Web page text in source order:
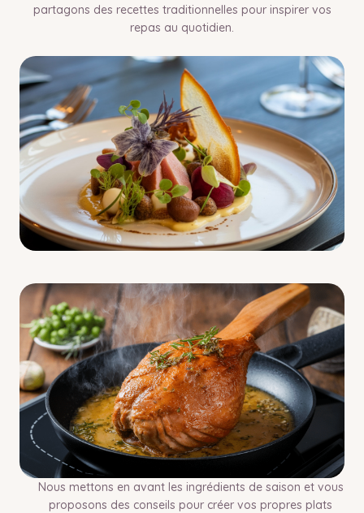
Nous mettons en avant les ingrédients de saison et vous
proposons des conseils pour créer vos propres plats
partagons des recettes traditionnelles pour inspirer vos
repas au quotidien.